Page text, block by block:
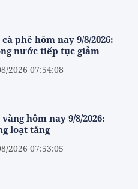
phê hôm nay 9/8/2026:
nước tiếp tục giảm
2026 07:54:08
hôm nay 9/8/2026:
loạt tăng
2026 07:53:05